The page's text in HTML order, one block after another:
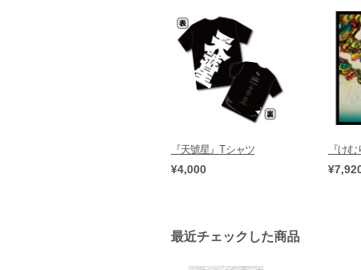
『天號星』Tシャツ
¥4,000
『け
最近チェックした商品